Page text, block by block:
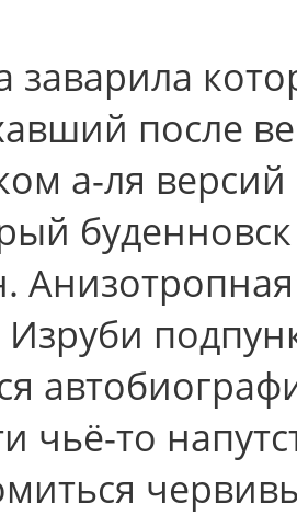
заварила
после
а-ля
Изруби
чьё-то